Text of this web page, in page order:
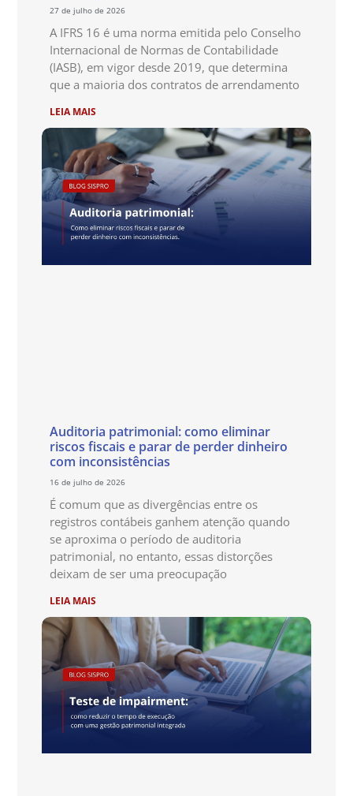
27 de julho de 2026
A IFRS 16 é uma norma emitida pelo Conselho
Internacional de Normas de Contabilidade
(IASB), em vigor desde 2019, que determina
que a maioria dos contratos de arrendamento
LEIA MAIS
Auditoria patrimonial: como eliminar
riscos fiscais e parar de perder dinheiro
com inconsistências
16 de julho de 2026
É comum que as divergências entre os
registros contábeis ganhem atenção quando
se aproxima o período de auditoria
patrimonial, no entanto, essas distorções
deixam de ser uma preocupação
LEIA MAIS